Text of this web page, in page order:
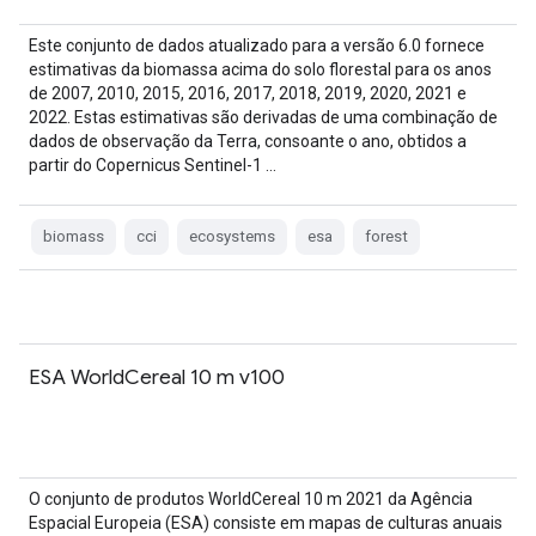
Este conjunto de dados atualizado para a versão 6.0 fornece
estimativas da biomassa acima do solo florestal para os anos
de 2007, 2010, 2015, 2016, 2017, 2018, 2019, 2020, 2021 e
2022. Estas estimativas são derivadas de uma combinação de
dados de observação da Terra, consoante o ano, obtidos a
partir do Copernicus Sentinel-1 …
biomass cci ecosystems esa forest
ESA WorldCereal 10 m v100
O conjunto de produtos WorldCereal 10 m 2021 da Agência
Espacial Europeia (ESA) consiste em mapas de culturas anuais